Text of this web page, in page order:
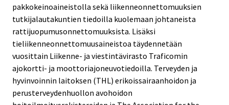
pakkokeinoaineistolla sekä liikenneonnettomuuksien
tutkijalautakuntien tiedoilla kuolemaan johtaneista
rattijuopumusonnettomuuksista. Lisäksi
tieliikenneonnettomuusaineistoa täydennetään
vuosittain Liikenne- ja viestintävirasto Traficomin
ajokortti- ja moottoriajoneuvotiedoilla. Terveyden ja
hyvinvoinnin laitoksen (THL) erikoissairaanhoidon ja
perusterveydenhuollon avohoidon